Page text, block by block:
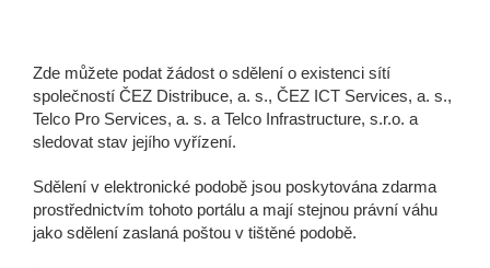
COOKIES
ČEZ DISTRIBUCE
Zde můžete podat žádost o sdělení o existenci sítí
společností ČEZ Distribuce, a. s., ČEZ ICT Services, a. s.,
Telco Pro Services, a. s. a Telco Infrastructure, s.r.o. a
sledovat stav jejího vyřízení.
Sdělení v elektronické podobě jsou poskytována zdarma
prostřednictvím tohoto portálu a mají stejnou právní váhu
jako sdělení zaslaná poštou v tištěné podobě.